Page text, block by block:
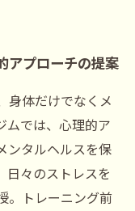
アプローチの提案
身体だけでなくメ
ムでは、心理的ア
ンタルヘルスを保
日々のストレスを
。トレーニング前